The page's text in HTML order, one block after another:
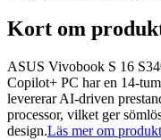
Kort om
ASUS Vivobook S 16
Copilot+ PC har en 14-
levererar AI-driven
processor, vilket ger
design.Läs mer om